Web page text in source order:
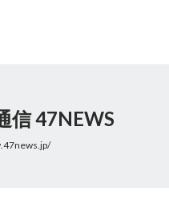
信 47NEWS